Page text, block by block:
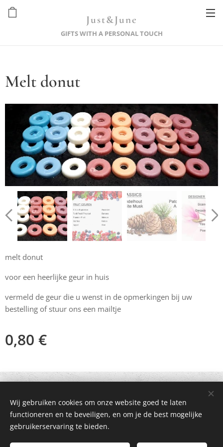
Just&June
GIFTS WITH A PERSONAL TOUCH
Melt donut
melt donut
voor een heerlijke geur in huis
vermeld de geur die u wenst in de opmerkingen bij uw
bestelling of stuur ons een mailtje
0,80 €
Mogelijk gemaakt door
Webnode Cookies
Wij gebruiken cookies om onze website goed te laten
functioneren en te beveiligen, en om je de best mogelijke
gebruikerservaring te bieden.